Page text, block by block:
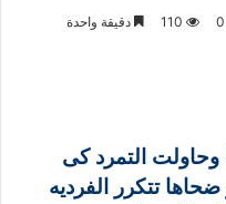
0
110 دقيقة واحدة
التمرد كى
تتكرر الفرديه